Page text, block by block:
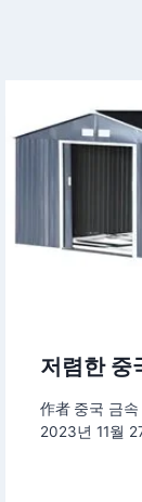
저렴한 중
作者 중국 금
2023년 11월